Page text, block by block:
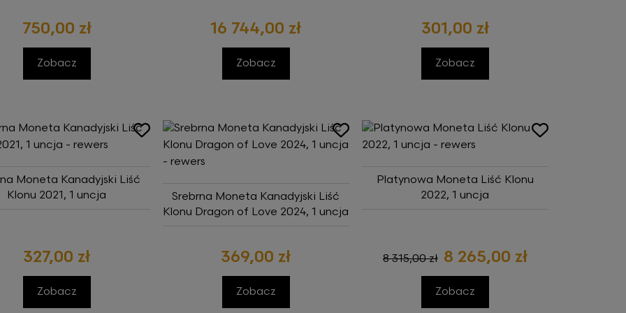
750,00 zł
Zobacz
16 744,00 zł
Zobacz
301,00 zł
Zobacz
Moneta Kanadyjski Liść
Klonu 2021, 1 uncja
327,00 zł
Zobacz
Srebrna Moneta Kanadyjski Liść
Klonu Dragon of Love 2024, 1 uncja
369,00 zł
Zobacz
Platynowa Moneta Liść Klonu
2022, 1 uncja
8 315,00 zł 8 265,00 zł
Zobacz